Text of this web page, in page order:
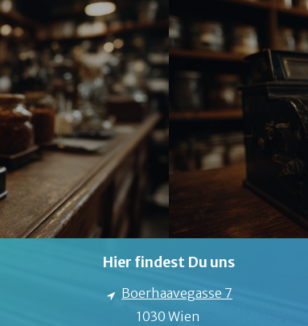
Hier findest Du uns
Boerhaavegasse 7
1030 Wien